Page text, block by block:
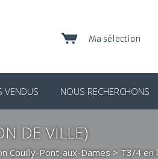
Ma sélection
VENDUS NOUS RECHERCHONS
DE VILLE)
Couilly-Pont-aux-Dames > T3/4 en